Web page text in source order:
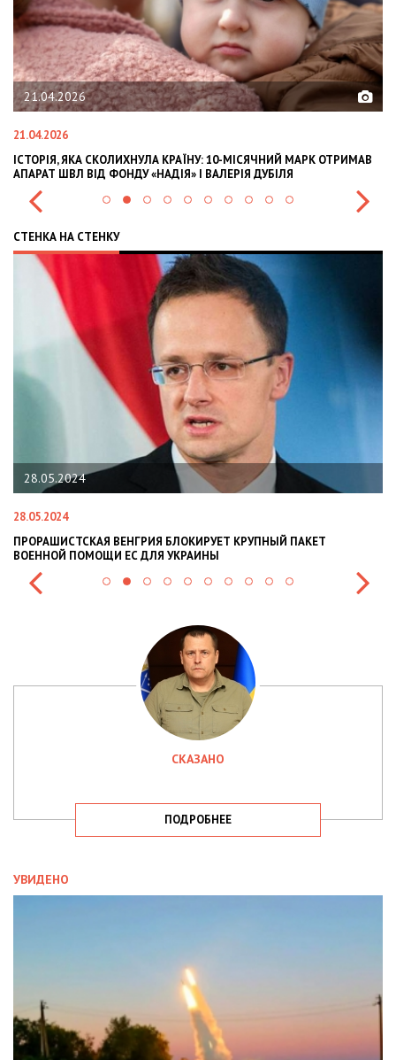
21.04.2026
21.04.2026
ІСТОРІЯ, ЯКА СКОЛИХНУЛА КРАЇНУ: 10-МІСЯЧНИЙ МАРК ОТРИМАВ
АПАРАТ ШВЛ ВІД ФОНДУ «НАДІЯ» І ВАЛЕРІЯ ДУБІЛЯ
СТЕНКА НА СТЕНКУ
28.05.2024
28.05.2024
ПРОРАШИСТСКАЯ ВЕНГРИЯ БЛОКИРУЕТ КРУПНЫЙ ПАКЕТ
ВОЕННОЙ ПОМОЩИ ЕС ДЛЯ УКРАИНЫ
СКАЗАНО
ПОДРОБНЕЕ
УВИДЕНО